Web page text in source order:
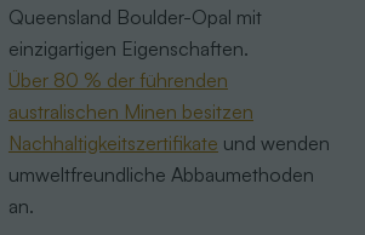
Queensland Boulder-Opal mit
einzigartigen Eigenschaften.
Über 80 % der führenden
australischen Minen besitzen
Nachhaltigkeitszertifikate und wenden
umweltfreundliche Abbaumethoden
an.